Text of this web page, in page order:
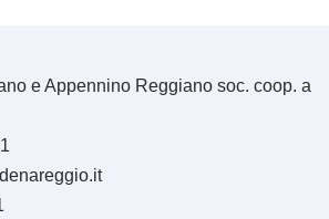
e Appennino Reggiano soc. coop. a